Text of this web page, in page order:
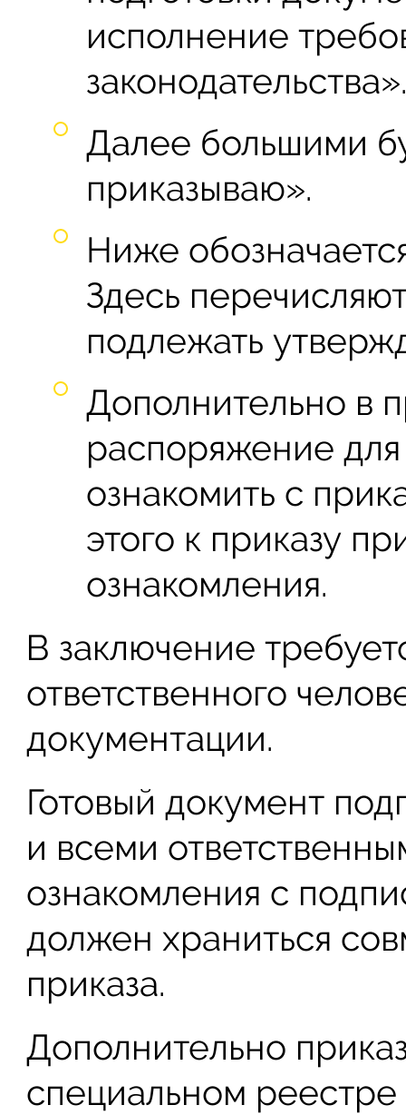
исполнение
Далее большими
приказываю».
Ниже
Здесь
подлежать
Дополнительно в
распоряжение для
ознакомить с
этого к приказу
ознакомления.
В заключение
ответственного
документации.
Готовый документ
и всеми
ознакомления с
должен храниться
приказа.
Дополнительно
специальном